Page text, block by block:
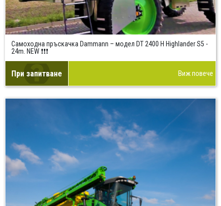
Самоходна пръскачка Dammann – модел DT 2400 H Highlander S5 -
24m. NEW ❗❗❗
При запитване Виж повече